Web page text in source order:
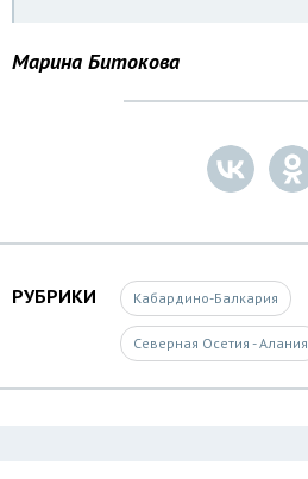
Марина Битокова
РУБРИКИ Кабардино-Балкария
Северная Осетия - Алания